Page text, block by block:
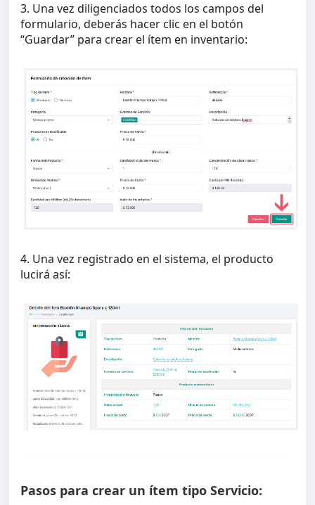
3. Una vez diligenciados todos los campos del
formulario, deberás hacer clic en el botón
“Guardar” para crear el ítem en inventario:
4. Una vez registrado en el sistema, el producto
lucirá así:
Pasos para crear un ítem tipo Servicio: